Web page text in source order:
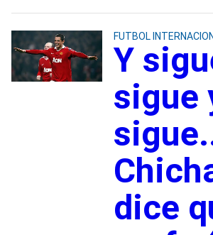
FUTBOL
Y
sigue
dice